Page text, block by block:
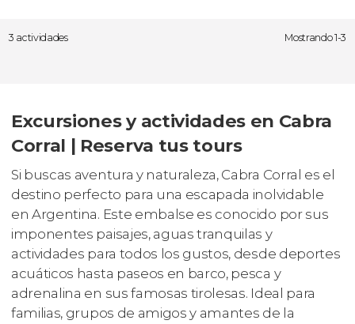
3 actividades Mostrando 1-3
Excursiones y actividades en Cabra
Corral | Reserva tus tours
Si buscas aventura y naturaleza, Cabra Corral es el
destino perfecto para una escapada inolvidable
en Argentina. Este embalse es conocido por sus
imponentes paisajes, aguas tranquilas y
actividades para todos los gustos, desde deportes
acuáticos hasta paseos en barco, pesca y
adrenalina en sus famosas tirolesas. Ideal para
familias, grupos de amigos y amantes de la